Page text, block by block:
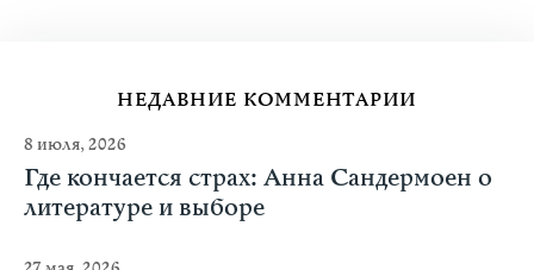
НЕДАВНИЕ КОММЕНТАРИИ
8 июля, 2026
Где кончается страх: Анна Сандермоен о
литературе и выборе